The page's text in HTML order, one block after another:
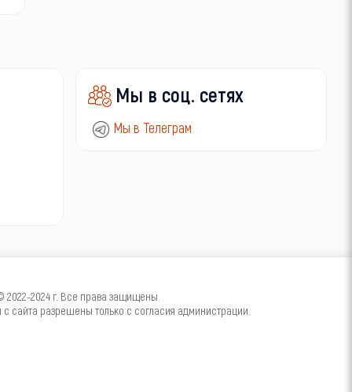
Мы в соц. сетях
Мы в Телеграм
2024 г. Все права защищены.
сайта разрешены только с согласия администрации.